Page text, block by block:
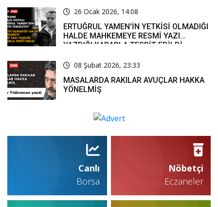
26 Ocak 2026, 14:08
ERTUĞRUL YAMEN'İN YETKİSİ OLMADIĞI
HALDE MAHKEMEYE RESMİ YAZI
YAZDIĞI KARARLA TESPİT EDİLDİ
08 Şubat 2026, 23:33
MASALARDA RAKILAR AVUÇLAR HAKKA
YÖNELMİŞ
Canlı
Borsa
Nöbetçi
Eczaneler